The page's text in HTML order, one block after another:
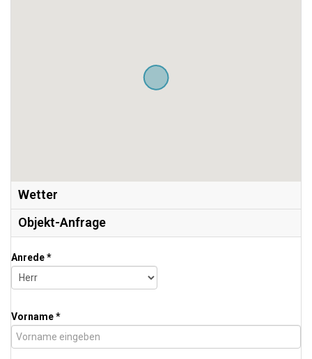
Wetter
Objekt-Anfrage
Anrede *
Vorname *